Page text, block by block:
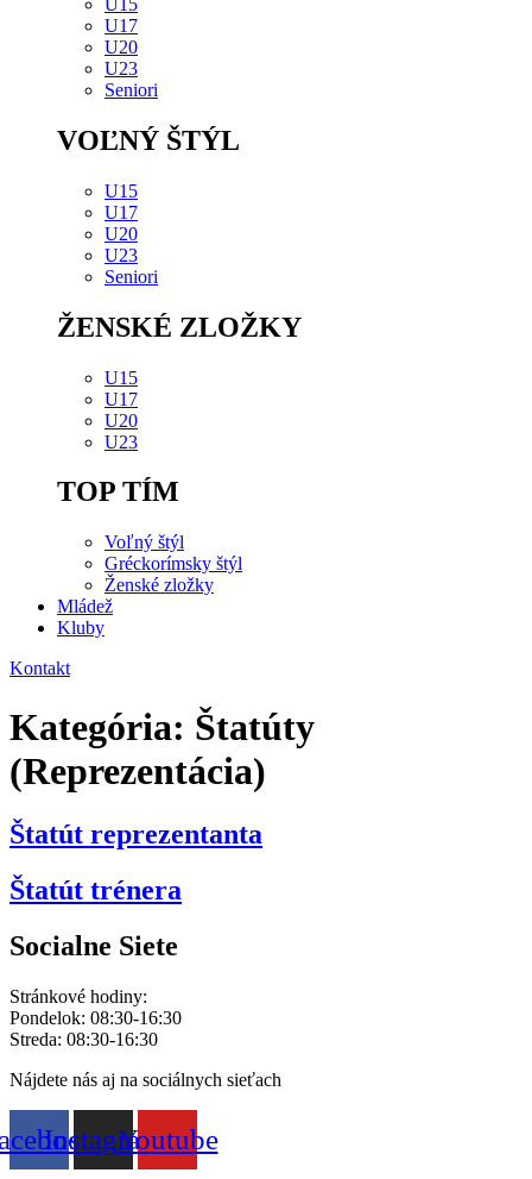
U17
U20
U23
Seniori
VOĽNÝ ŠTÝL
U15
U17
U20
U23
Seniori
ŽENSKÉ ZLOŽKY
U15
U17
U20
U23
TOP TÍM
Voľný štýl
Gréckorímsky štýl
Ženské zložky
Mládež
Kluby
Kontakt
Kategória: Štatúty
(Reprezentácia)
Štatút reprezentanta
Štatút trénera
Socialne Siete
Stránkové hodiny:
Pondelok: 08:30-16:30
Streda: 08:30-16:30
Nájdete nás aj na sociálnych sieťach
InstagramYoutube